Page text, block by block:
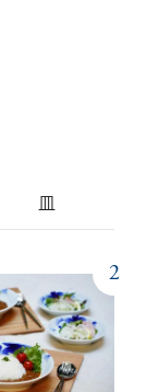
皿
2